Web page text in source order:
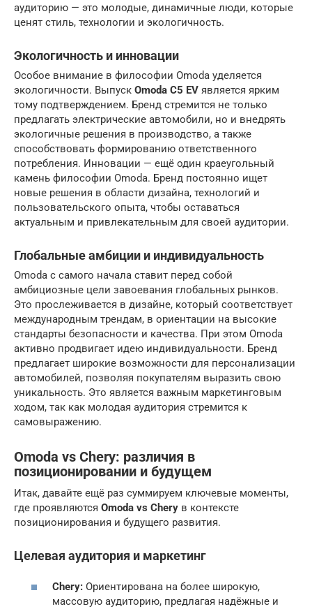
аудиторию — это молодые, динамичные люди, которые
ценят стиль, технологии и экологичность.
Экологичность и инновации
Особое внимание в философии Omoda уделяется
экологичности. Выпуск Omoda C5 EV является ярким
тому подтверждением. Бренд стремится не только
предлагать электрические автомобили, но и внедрять
экологичные решения в производство, а также
способствовать формированию ответственного
потребления. Инновации — ещё один краеугольный
камень философии Omoda. Бренд постоянно ищет
новые решения в области дизайна, технологий и
пользовательского опыта, чтобы оставаться
актуальным и привлекательным для своей аудитории.
Глобальные амбиции и индивидуальность
Omoda с самого начала ставит перед собой
амбициозные цели завоевания глобальных рынков.
Это прослеживается в дизайне, который соответствует
международным трендам, в ориентации на высокие
стандарты безопасности и качества. При этом Omoda
активно продвигает идею индивидуальности. Бренд
предлагает широкие возможности для персонализации
автомобилей, позволяя покупателям выразить свою
уникальность. Это является важным маркетинговым
ходом, так как молодая аудитория стремится к
самовыражению.
Omoda vs Chery: различия в
позиционировании и будущем
Итак, давайте ещё раз суммируем ключевые моменты,
где проявляются Omoda vs Chery в контексте
позиционирования и будущего развития.
Целевая аудитория и маркетинг
Chery: Ориентирована на более широкую,
массовую аудиторию, предлагая надёжные и